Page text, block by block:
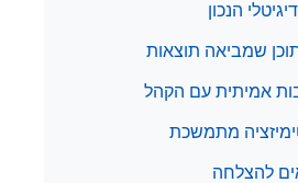
הנכון
שמביאה תוצאות
אמיתית עם הקהל
מתמשכת
להצלחה